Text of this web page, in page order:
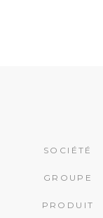
SOCIÉTÉ
GROUPE
PRODUIT